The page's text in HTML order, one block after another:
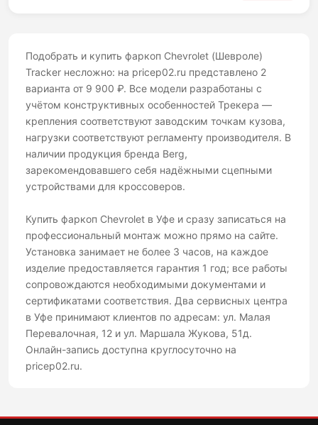
Подобрать и купить фаркоп Chevrolet (Шевроле)
Tracker несложно: на pricep02.ru представлено 2
варианта от 9 900 ₽. Все модели разработаны с
учётом конструктивных особенностей Трекера —
крепления соответствуют заводским точкам кузова,
нагрузки соответствуют регламенту производителя. В
наличии продукция бренда Berg,
зарекомендовавшего себя надёжными сцепными
устройствами для кроссоверов.
Купить фаркоп Chevrolet в Уфе и сразу записаться на
профессиональный монтаж можно прямо на сайте.
Установка занимает не более 3 часов, на каждое
изделие предоставляется гарантия 1 год; все работы
сопровождаются необходимыми документами и
сертификатами соответствия. Два сервисных центра
в Уфе принимают клиентов по адресам: ул. Малая
Перевалочная, 12 и ул. Маршала Жукова, 51д.
Онлайн-запись доступна круглосуточно на
pricep02.ru.